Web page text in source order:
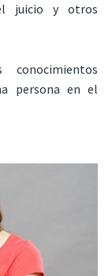
juicio y otros
persona en el